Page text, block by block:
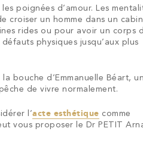
poignées d’amour. Les
croiser un homme dans un
rides ou pour avoir un corps
physiques jusqu’aux plus
bouche d’Emmanuelle Béart,
de vivre normalement.
l’acte esthétique comme
vous proposer le Dr PETIT